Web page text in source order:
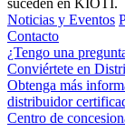
suceden en KIOTI.
Noticias y Eventos
Contacto
¿Tengo una
Conviértete en
Obtenga más
distribuidor
Centro de